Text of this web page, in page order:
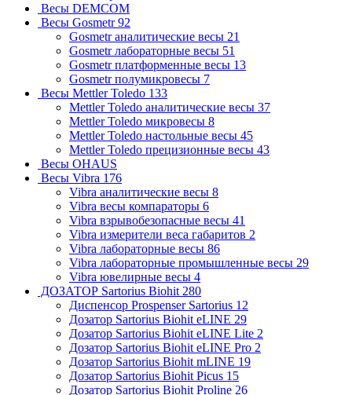
Весы DEMCOM
Весы Gosmetr92
Gosmetr аналитические весы 21
Gosmetr лабораторные весы 51
Gosmetr платформенные весы 13
Gosmetr полумикровесы 7
Весы Mettler Toledo 133
Mettler Toledo аналитические весы 37
Mettler Toledo микровесы 8
Mettler Toledo настольные весы 45
Mettler Toledo прецизионные весы 43
Весы OHAUS
Весы Vibra 176
Vibra аналитические весы 8
Vibra весы компараторы 6
Vibra взрывобезопасные весы 41
Vibra измерители веса габаритов 2
Vibra лабораторные весы 86
Vibra лабораторные промышленные весы 29
Vibra ювелирные весы 4
ДОЗАТОР Sartorius Biohit 280
Диспенсор Prospenser Sartorius 12
Дозатор Sartorius Biohit eLINE 29
Дозатор Sartorius Biohit eLINE Lite 2
Дозатор Sartorius Biohit eLINE Pro 2
Дозатор Sartorius Biohit mLINE 19
Дозатор Sartorius Biohit Picus 15
Дозатор Sartorius Biohit Proline 26